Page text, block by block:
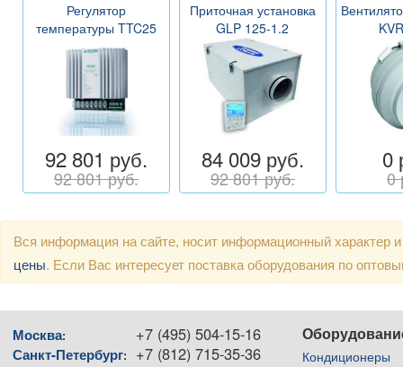
Регулятор
температуры TTC25
92 801 руб.
92 801 руб.
Приточная установка
GLP 125-1.2
84 009 руб.
92 801 руб.
0
0
Вся информация на сайте, носит информационный
цены. Если Вас интересует поставка оборудования по
Москва: +7 (495) 504-15-16
Санкт-Петербург: +7 (812) 715-35-36
Кондиционеры